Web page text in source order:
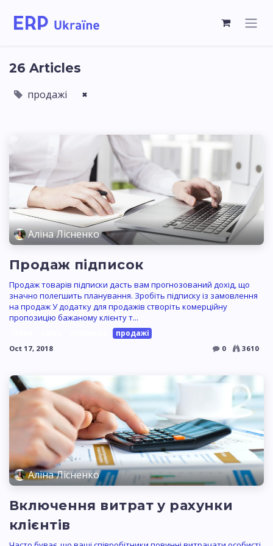
26 Articles
продажі ×
Аліна Лісненко
Продаж підписок
Продаж товарів підписки дасть вам прогнозований дохід, що
значно полегшить планування. Зробіть підписку із замовлення
на продаж У додатку для продажів створіть комерційну
пропозицію бажаному клієнту т...
продажі
Oct 17, 2018 0 3610
Аліна Лісненко
Включення витрат у рахунки
клієнтів